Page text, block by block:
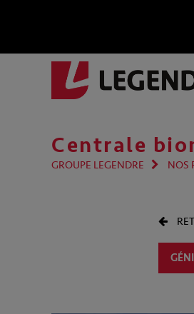
Centrale
GROUPE LEGENDRE NOS